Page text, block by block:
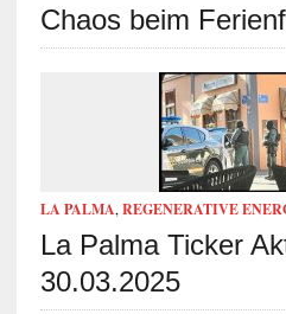
Chaos beim
LA PALMA,REGENERATIVE
La Palma Ticker
30.03.2025